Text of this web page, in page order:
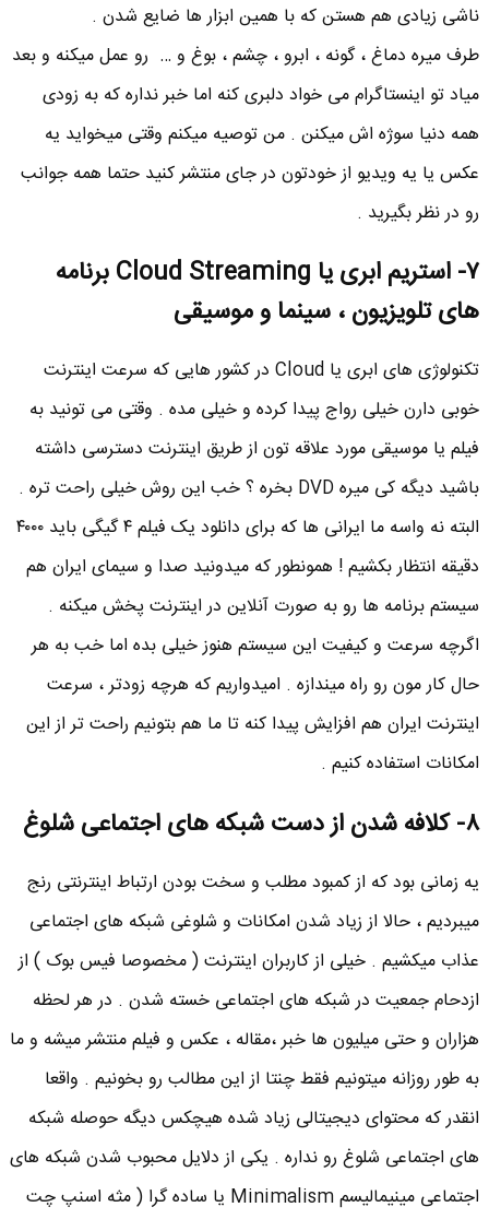
ناشی زیادی هم هستن که با همین ابزار ها ضایع شدن .
طرف میره دماغ ، گونه ، ابرو ، چشم ، بوغ و … رو عمل میکنه و بعد
میاد تو اینستاگرام می خواد دلبری کنه اما خبر نداره که به زودی
همه دنیا سوژه اش میکنن . من توصیه میکنم وقتی میخواید یه
عکس یا یه ویدیو از خودتون در جای منتشر کنید حتما همه جوانب
رو در نظر بگیرید .
۷- استریم ابری یا Cloud Streaming برنامه
های تلویزیون ، سینما و موسیقی
تکنولوژی های ابری یا Cloud در کشور هایی که سرعت اینترنت
خوبی دارن خیلی رواج پیدا کرده و خیلی مده . وقتی می تونید به
فیلم یا موسیقی مورد علاقه تون از طریق اینترنت دسترسی داشته
باشید دیگه کی میره DVD بخره ؟ خب این روش خیلی راحت تره .
البته نه واسه ما ایرانی ها که برای دانلود یک فیلم ۴ گیگی باید ۴۰۰۰
دقیقه انتظار بکشیم ! همونطور که میدونید صدا و سیمای ایران هم
سیستم برنامه ها رو به صورت آنلاین در اینترنت پخش میکنه .
اگرچه سرعت و کیفیت این سیستم هنوز خیلی بده اما خب به هر
حال کار مون رو راه میندازه . امیدواریم که هرچه زودتر ، سرعت
اینترنت ایران هم افزایش پیدا کنه تا ما هم بتونیم راحت تر از این
امکانات استفاده کنیم .
۸- کلافه شدن از دست شبکه های اجتماعی شلوغ
یه زمانی بود که از کمبود مطلب و سخت بودن ارتباط اینترنتی رنج
میبردیم ، حالا از زیاد شدن امکانات و شلوغی شبکه های اجتماعی
عذاب میکشیم . خیلی از کاربران اینترنت ( مخصوصا فیس بوک ) از
ازدحام جمعیت در شبکه های اجتماعی خسته شدن . در هر لحظه
هزاران و حتی میلیون ها خبر ،مقاله ، عکس و فیلم منتشر میشه و ما
به طور روزانه میتونیم فقط چنتا از این مطالب رو بخونیم . واقعا
انقدر که محتوای دیجیتالی زیاد شده هیچکس دیگه حوصله شبکه
های اجتماعی شلوغ رو نداره . یکی از دلایل محبوب شدن شبکه های
اجتماعی مینیمالیسم Minimalism یا ساده گرا ( مثه اسنپ چت